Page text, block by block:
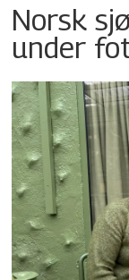
Norsk
under